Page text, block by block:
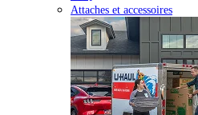
Attaches et accessoires